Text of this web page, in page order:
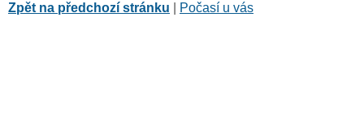
Zpět na předchozí stránku Počasí u vás